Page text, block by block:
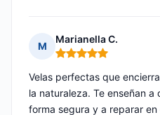
M
Marianella C.
Nota: 5 de 5
Velas perfectas que
la naturaleza. Te enseñan a
forma segura y a reparar